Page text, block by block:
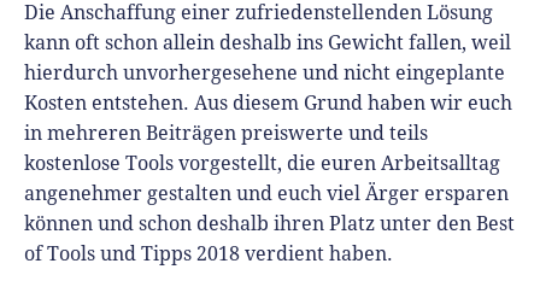
Die Anschaffung einer zufriedenstellenden Lösung
kann oft schon allein deshalb ins Gewicht fallen, weil
hierdurch unvorhergesehene und nicht eingeplante
Kosten entstehen. Aus diesem Grund haben wir euch
in mehreren Beiträgen preiswerte und teils
kostenlose Tools vorgestellt, die euren Arbeitsalltag
angenehmer gestalten und euch viel Ärger ersparen
können und schon deshalb ihren Platz unter den Best
of Tools und Tipps 2018 verdient haben.